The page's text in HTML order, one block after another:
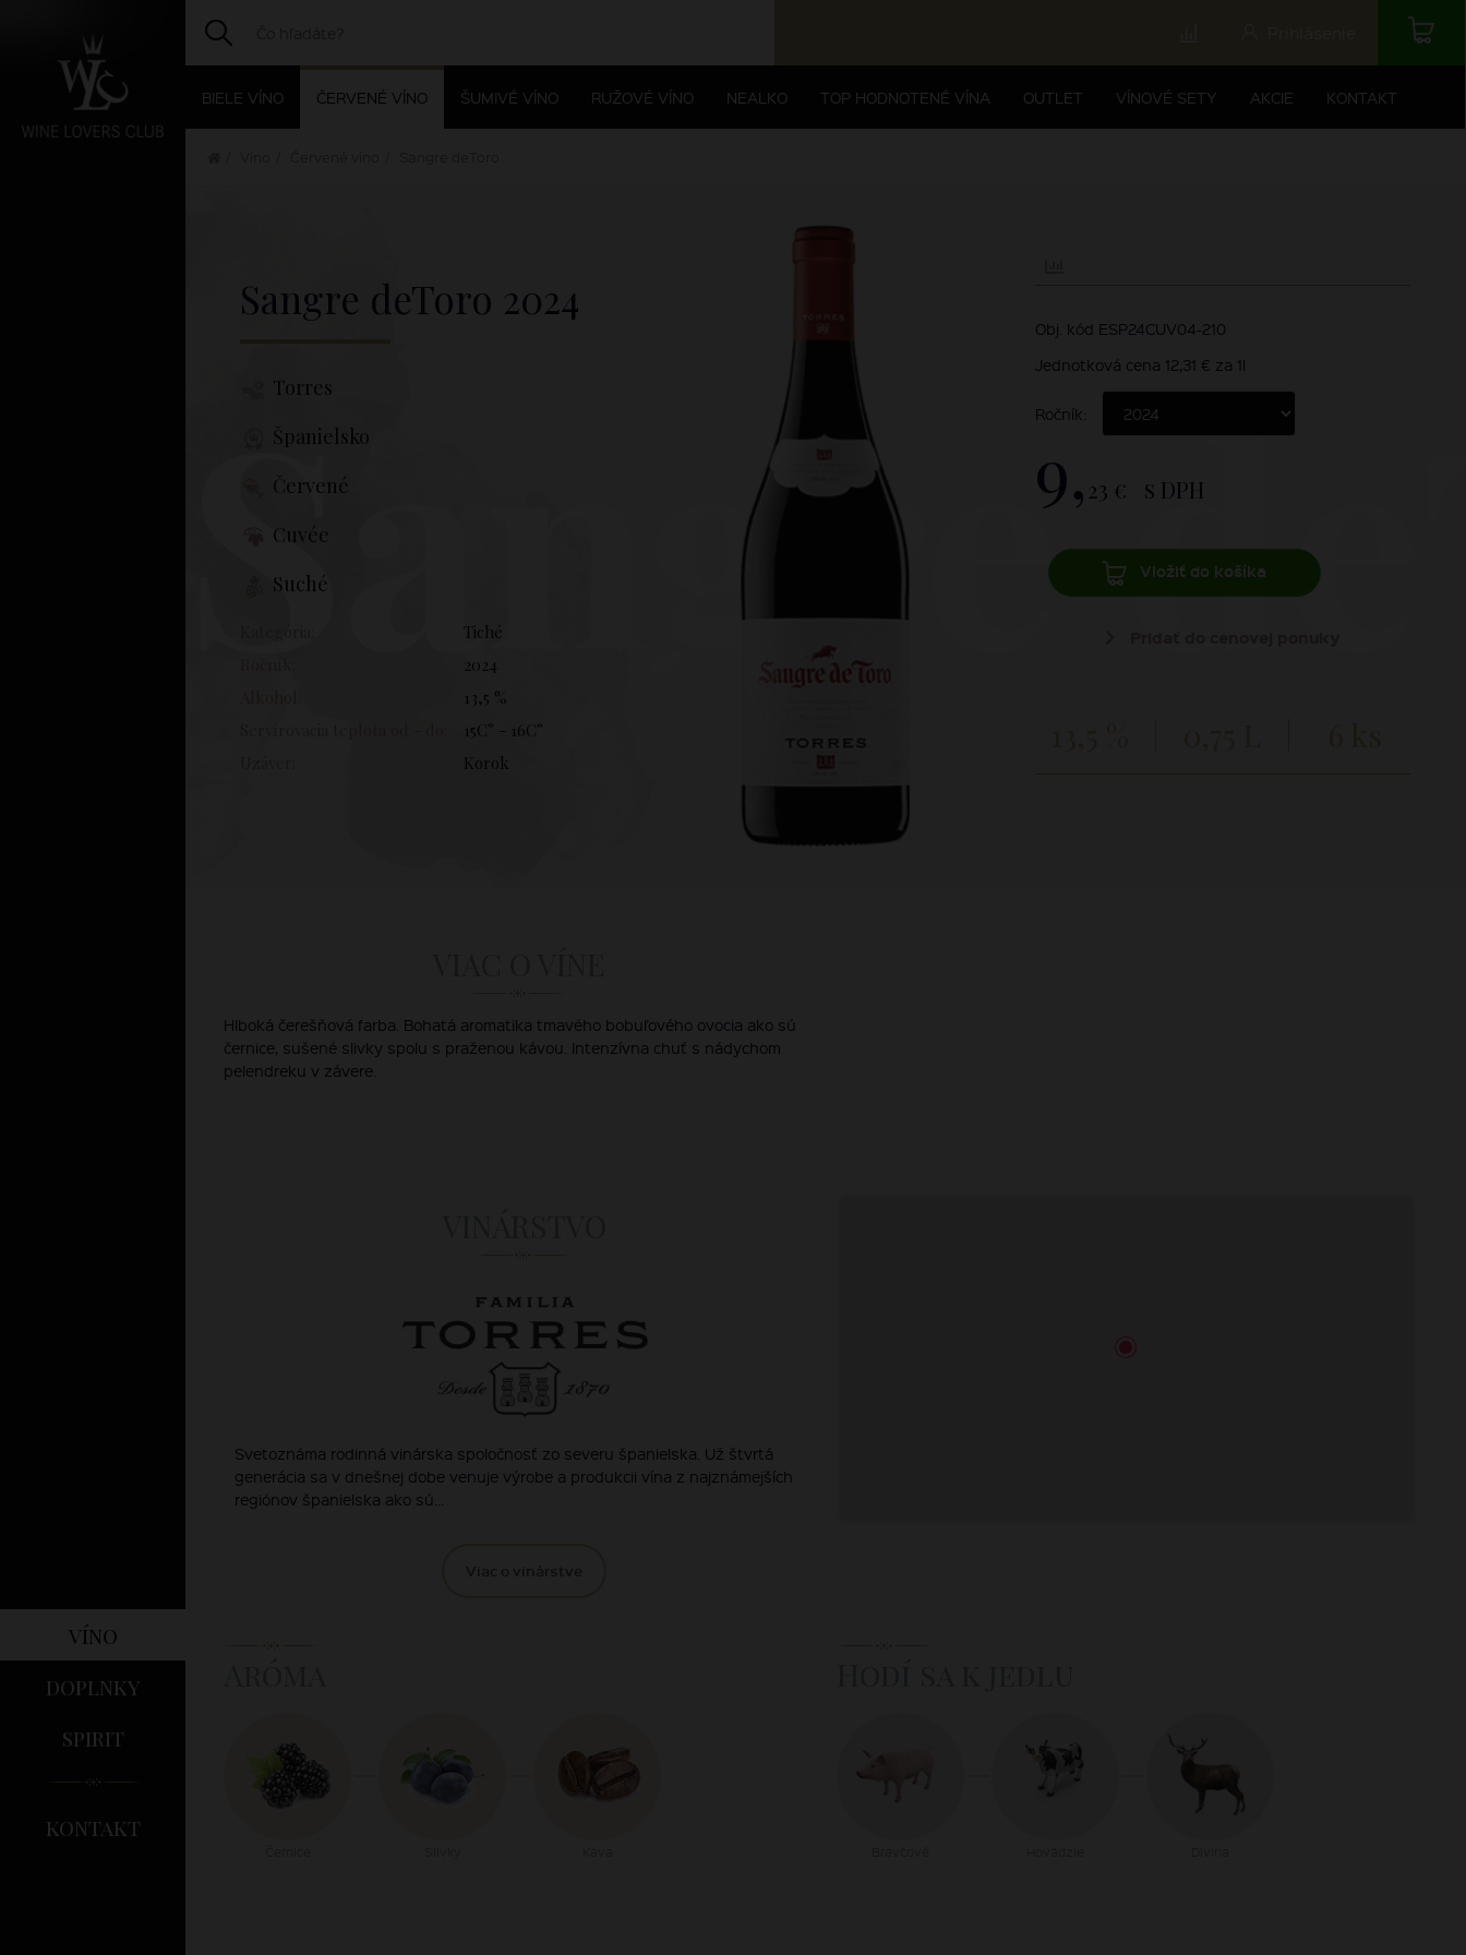
víno
doplnky
spirit
kontakt
BIELE VÍNO ČERVENÉ VÍNO ŠUMIVÉ VÍNO RUŽOVÉ VÍNO NEALKO TOP HODNOTENÉ VÍNA OUTLET VÍNOVÉ SETY AKCIE KONTAKT
Sangre
Sangre deToro 2024
Torres
Španielsko
Červené
Cuvée
Suché
Tiché
2024
13,5 %
15C° - 16C°
Korok
Obj. kód ESP24CUV04-210
Jednotková cena 12,31 € za 1l
Ročník:
9, 23 € s DPH
Vložiť do košíka
Hlboká čerešňová farba. Bohatá aromatika tmavého bobuľového ovocia ako sú
černice, sušené slivky spolu s praženou kávou. Intenzívna chuť s nádychom
pelendreku v závere.
Svetoznáma rodinná vinárska spoločnosť zo severu španielska. Už štvrtá
generácia sa v dnešnej dobe venuje výrobe a produkcii vína z najznámejších
regiónov španielska ako sú...